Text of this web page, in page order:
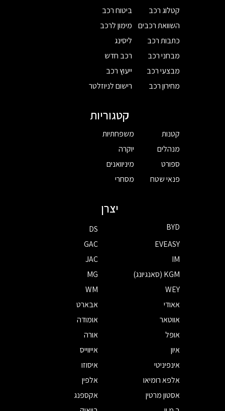
קטלוג רכב
השוואת רכבים
כתבות רכב
מבחני רכב
מבצעי רכב
מחירון רכב
ביטוח רכב
מימון לרכב
ליסינג
רכב חדש
ייעוץ רכב
רישום לניוזלטר
קטגוריות
קטנות
מנהלים
ספורט
פנאי שטח
משפחתיות
יוקרה
מיניוואנים
מסחרי
יצרן
BYD
DS
EVEASY
GAC
IM
JAC
KGM (סאנגיונג)
MG
WEY
WM
אאודי
אבארט
אווטאר
אומודה
אופל
אורה
איון
אייווייס
אינפיניטי
איסוזו
אלפא רומיאו
אלפין
אסטון מרטין
אקספנג